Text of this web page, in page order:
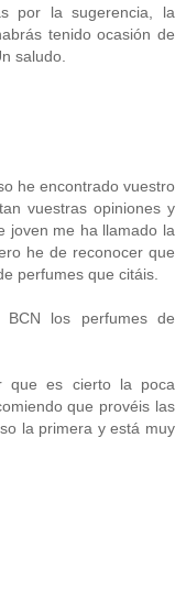
por la sugerencia, la
tenido ocasión de
saludo.
he encontrado vuestro
vuestras opiniones y
joven me ha llamado la
he de reconocer que
perfumes que citáis.
los perfumes de
que es cierto la poca
que provéis las
la primera y está muy